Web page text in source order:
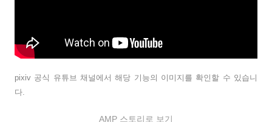
pixiv 공식 유튜브 채널에서 해당 기능의 이미지를 확인할 수 있습니
다.
AMP 스토리로 보기